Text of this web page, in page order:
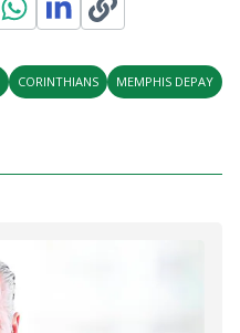
CORINTHIANS MEMPHIS DEPAY